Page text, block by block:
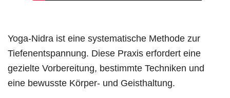
Yoga-Nidra ist eine systematische Methode zur
Tiefenentspannung. Diese Praxis erfordert eine
gezielte Vorbereitung, bestimmte Techniken und
eine bewusste Körper- und Geisthaltung.